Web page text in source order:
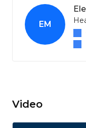
Video
EM